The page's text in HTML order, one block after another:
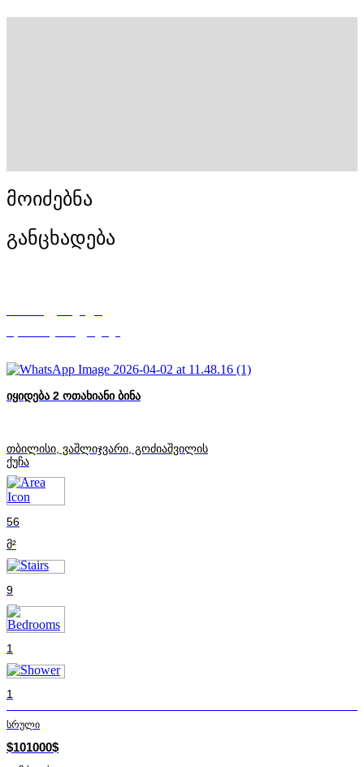
მოიძებნა
განცხადება
იყიდება 2 ოთახიანი ბინა
თბილისი, ვაშლიჯვარი, გოძიაშვილის
ქუჩა
56
მ²
9
1
1
სრული
$101000$